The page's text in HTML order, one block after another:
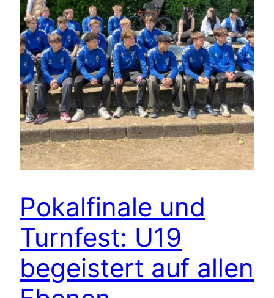
Pokalfinale und
Turnfest: U19
begeistert auf allen